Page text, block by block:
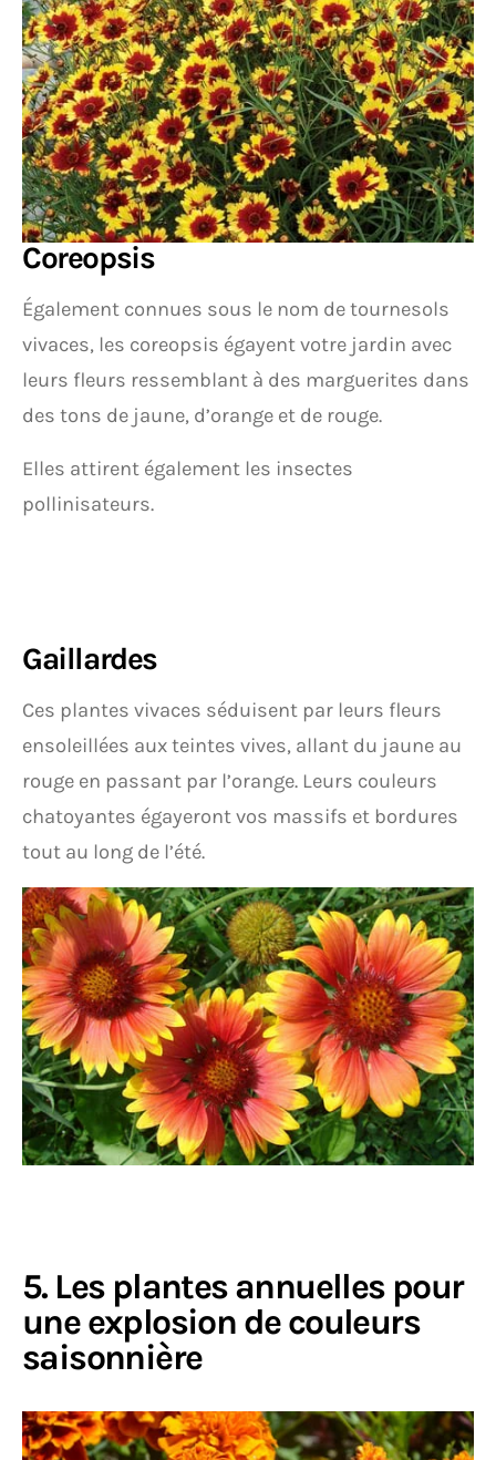
Coreopsis
Également connues sous le nom de tournesols
vivaces, les coreopsis égayent votre jardin avec
leurs fleurs ressemblant à des marguerites dans
des tons de jaune, d’orange et de rouge.
Elles attirent également les insectes
pollinisateurs.
Gaillardes
Ces plantes vivaces séduisent par leurs fleurs
ensoleillées aux teintes vives, allant du jaune au
rouge en passant par l’orange. Leurs couleurs
chatoyantes égayeront vos massifs et bordures
tout au long de l’été.
5. Les plantes annuelles pour
une explosion de couleurs
saisonnière